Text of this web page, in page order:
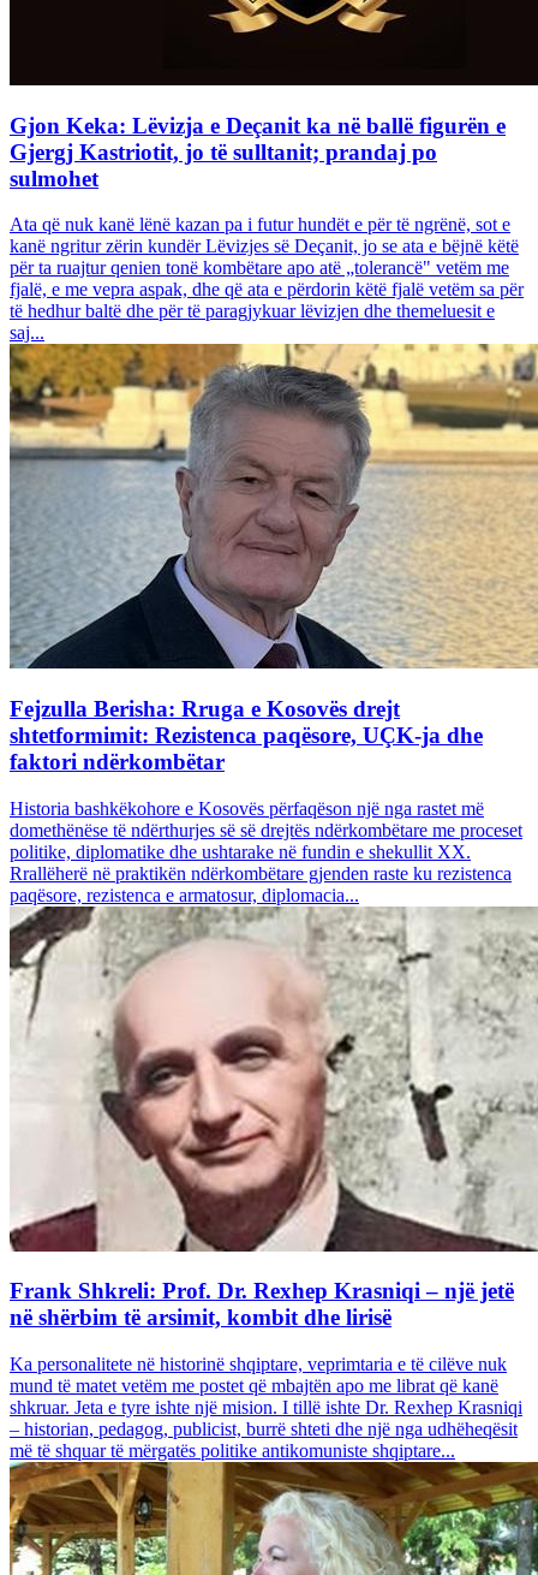
Gjon Keka: Lëvizja e Deçanit ka në ballë figurën e
Gjergj Kastriotit, jo të sulltanit; prandaj po
sulmohet
Ata që nuk kanë lënë kazan pa i futur hundët e për të ngrënë, sot e
kanë ngritur zërin kundër Lëvizjes së Deçanit, jo se ata e bëjnë këtë
për ta ruajtur qenien tonë kombëtare apo atë „tolerancë" vetëm me
fjalë, e me vepra aspak, dhe që ata e përdorin këtë fjalë vetëm sa për
të hedhur baltë dhe për të paragjykuar lëvizjen dhe themeluesit e
saj...
Fejzulla Berisha: Rruga e Kosovës drejt
shtetformimit: Rezistenca paqësore, UÇK-ja dhe
faktori ndërkombëtar
Historia bashkëkohore e Kosovës përfaqëson një nga rastet më
domethënëse të ndërthurjes së së drejtës ndërkombëtare me proceset
politike, diplomatike dhe ushtarake në fundin e shekullit XX.
Rrallëherë në praktikën ndërkombëtare gjenden raste ku rezistenca
paqësore, rezistenca e armatosur, diplomacia...
Frank Shkreli: Prof. Dr. Rexhep Krasniqi – një jetë
në shërbim të arsimit, kombit dhe lirisë
Ka personalitete në historinë shqiptare, veprimtaria e të cilëve nuk
mund të matet vetëm me postet që mbajtën apo me librat që kanë
shkruar. Jeta e tyre ishte një mision. I tillë ishte Dr. Rexhep Krasniqi
– historian, pedagog, publicist, burrë shteti dhe një nga udhëheqësit
më të shquar të mërgatës politike antikomuniste shqiptare...